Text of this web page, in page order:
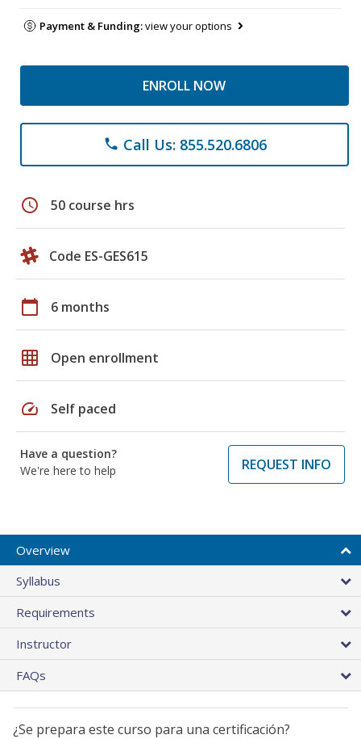
Payment & Funding:view your options
ENROLL NOW
phone Call Us: 855.520.6806
schedule 50 course hrs
Code ES-GES615
calendar_today 6 months
grid_on Open enrollment
speed Self paced
Have a question?
We're here to help
REQUEST INFO
Overview
Syllabus
Requirements
Instructor
FAQs
¿Se prepara este curso para una certificación?